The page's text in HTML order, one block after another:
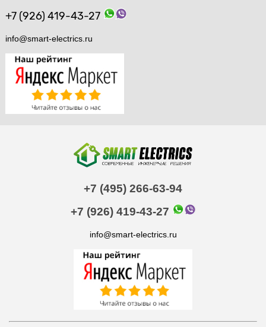
+7 (926) 419-43-27
info@smart-electrics.ru
+7 (495) 266-63-94
+7 (926) 419-43-27
info@smart-electrics.ru